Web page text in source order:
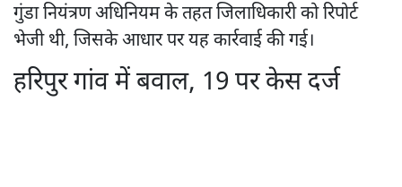
गुंडा नियंत्रण अधिनियम के तहत जिलाधिकारी को रिपोर्ट
भेजी थी, जिसके आधार पर यह कार्रवाई की गई।
हरिपुर गांव में बवाल, 19 पर केस दर्ज